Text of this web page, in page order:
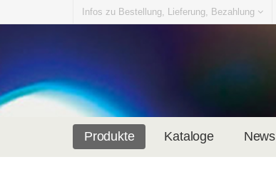
Infos zu Bestellung, Lieferung, Bezahlung
Produkte Kataloge News